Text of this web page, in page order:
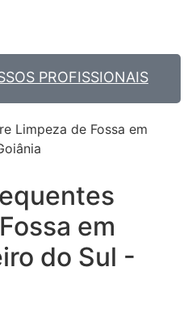
PROFISSIONAIS
Limpeza de Fossa em
em
do Sul -